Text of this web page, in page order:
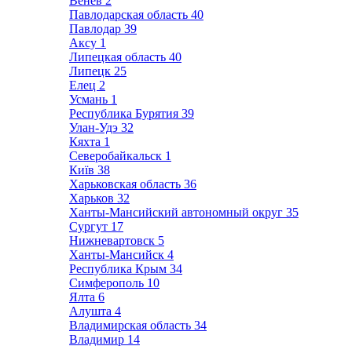
Павлодарская область 40
Павлодар 39
Аксу 1
Липецкая область 40
Липецк 25
Елец 2
Усмань 1
Республика Бурятия 39
Улан-Удэ 32
Кяхта 1
Северобайкальск 1
Київ 38
Харьковская область 36
Харьков 32
Ханты-Мансийский автономный округ 35
Сургут 17
Нижневартовск 5
Ханты-Мансийск 4
Республика Крым 34
Симферополь 10
Ялта 6
Алушта 4
Владимирская область 34
Владимир 14